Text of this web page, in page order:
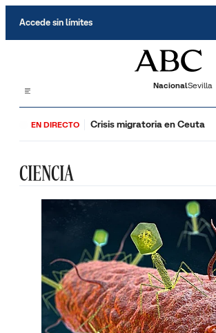
Accede sin límites
NacionalSevilla
EN DIRECTO Crisis migratoria en Ceuta
CIENCIA